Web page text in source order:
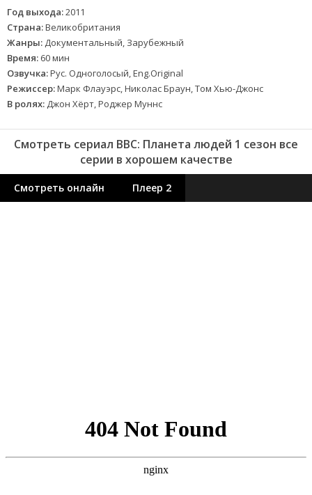
Год выхода:2011
Страна:Великобритания
Жанры: Документальный, Зарубежный
Время: 60 мин
Озвучка:Рус. Одноголосый, Eng.Original
Режиссер:Марк Флауэрс, Николас Браун, Том Хью-Джонс
В ролях: Джон Хёрт, Роджер Муннс
Смотреть сериал BBC: Планета людей 1 сезон все
серии в хорошем качестве
Смотреть онлайн Плеер 2